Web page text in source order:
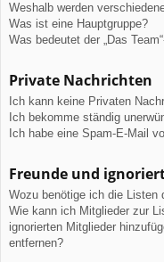
Weshalb werden
Was ist eine Hauptgruppe?
Was bedeutet der „Das
Private Nachrichten
Ich kann keine Privaten
Ich bekomme ständig
Ich habe eine Spam-E-Mail
Freunde und
Wozu benötige ich die Listen
Wie kann ich Mitglieder zur
ignorierten Mitglieder
entfernen?